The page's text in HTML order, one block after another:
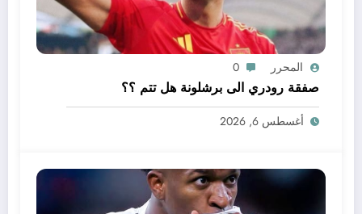
المحرر 0
صفقة رودري الى برشلونة هل تتم ؟؟
أغسطس 6, 2026